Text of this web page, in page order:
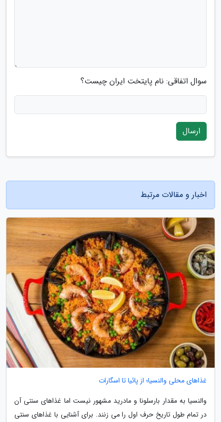
سوال اتفاقی: نام پایتخت ایران چیست؟
ارسال
اخبار و مقالات مرتبط
غذاهای محلی والنسیا؛ از پائیا تا اسگارات
والنسیا به مقدار بارسلونا و مادرید مشهور نیست اما غذاهای سنتی آن
در تمام طول تاریخ حرف اول را می زنند. برای آشنایی با غذاهای سنتی